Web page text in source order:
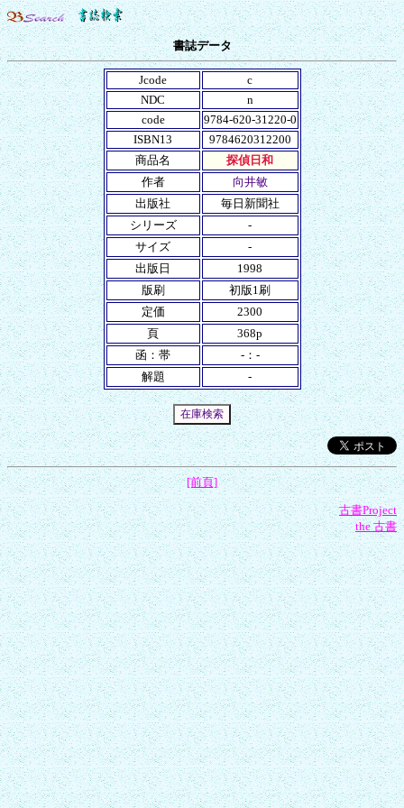
書誌データ
Jcode
c
NDC
n
code
9784-620-31220-0
ISBN13
9784620312200
商品名
探偵日和
作者
向井敏
出版社
毎日新聞社
シリーズ
-
サイズ
-
出版日
1998
版刷
初版1刷
定価
2300
頁
368p
函：帯
-：-
解題
-
[前頁]
古書Project
the 古書